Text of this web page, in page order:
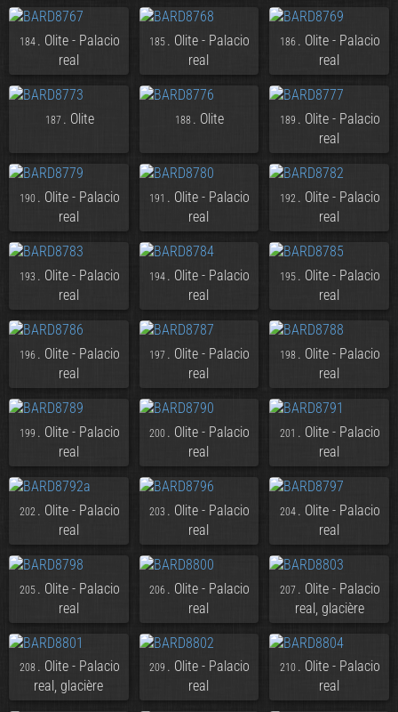
184 . Olite - Palacio
real
185 . Olite - Palacio
real
186 . Olite - Palacio
real
187 . Olite 188 . Olite 189 . Olite - Palacio
real
190 . Olite - Palacio
real
191 . Olite - Palacio
real
192 . Olite - Palacio
real
193 . Olite - Palacio
real
194 . Olite - Palacio
real
195 . Olite - Palacio
real
196 . Olite - Palacio
real
197 . Olite - Palacio
real
198 . Olite - Palacio
real
199 . Olite - Palacio
real
200 . Olite - Palacio
real
201 . Olite - Palacio
real
202 . Olite - Palacio
real
203 . Olite - Palacio
real
204 . Olite - Palacio
real
205 . Olite - Palacio
real
206 . Olite - Palacio
real
207 . Olite - Palacio
real, glacière
208 . Olite - Palacio
real, glacière
209 . Olite - Palacio
real
210 . Olite - Palacio
real